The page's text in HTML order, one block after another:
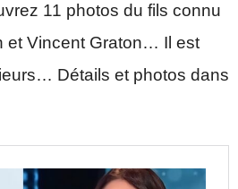
11 photos du fils connu
et Vincent Graton… Il est
Détails et photos dans